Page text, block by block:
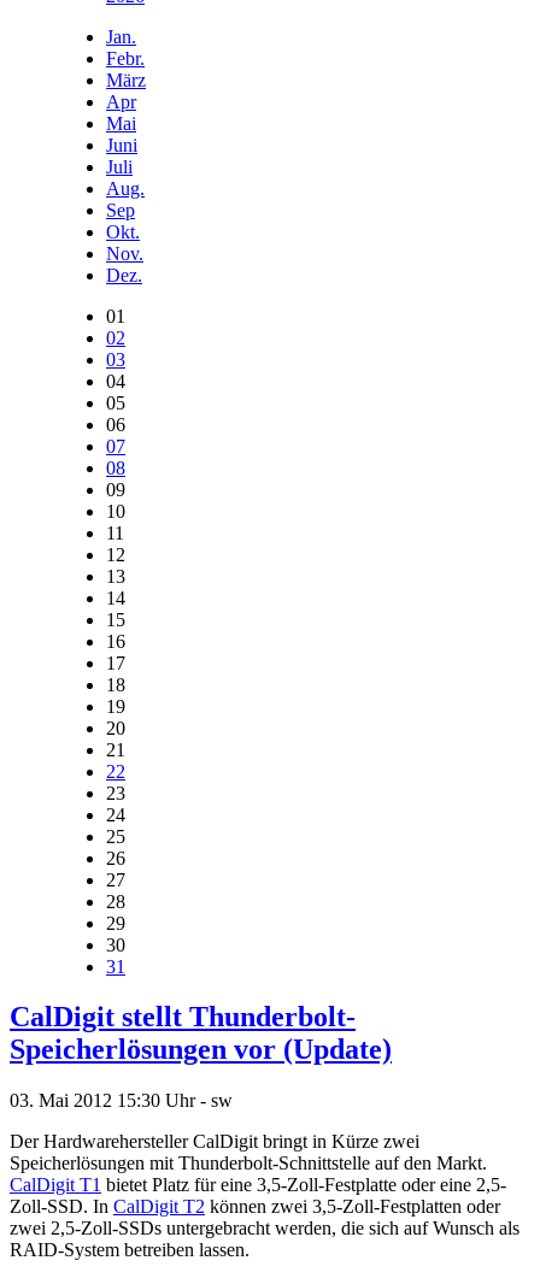
Jan.
Febr.
März
Apr
Mai
Juni
Juli
Aug.
Sep
Okt.
Nov.
Dez.
01
02
03
04
05
06
07
08
09
10
11
12
13
14
15
16
17
18
19
20
21
22
23
24
25
26
27
28
29
30
31
CalDigit stellt Thunderbolt-
Speicherlösungen vor (Update)
03. Mai 2012 15:30 Uhr - sw
Der Hardwarehersteller CalDigit bringt in Kürze zwei
Speicherlösungen mit Thunderbolt-Schnittstelle auf den Markt.
CalDigit T1 bietet Platz für eine 3,5-Zoll-Festplatte oder eine 2,5-
Zoll-SSD. In CalDigit T2 können zwei 3,5-Zoll-Festplatten oder
zwei 2,5-Zoll-SSDs untergebracht werden, die sich auf Wunsch als
RAID-System betreiben lassen.